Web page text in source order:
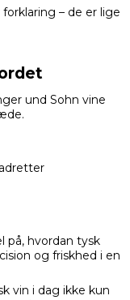
– de er lige
und Sohn vine
på, hvordan tysk
og friskhed i en
vin i dag ikke kun